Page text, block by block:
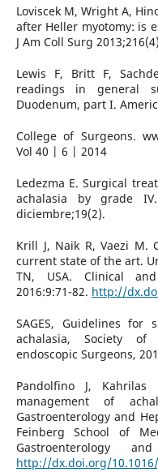
Loviscek M, Wright A,
after Heller myotomy: is
J Am Coll Surg
Lewis F, Britt F,
readings in general
Duodenum, part I.
College of Surgeons.
Vol 40 | 6 | 2014
Ledezma E. Surgical
achalasia by grade
diciembre;19(2).
Krill J, Naik R, Vaezi M.
current state of the art.
TN, USA. Clinical and
2016:9:71-82. http://
SAGES, Guidelines for
achalasia, Society of
endoscopic Surgeons,
Pandolfino J, Kahrilas
management of
Gastroenterology and
Feinberg School of
Gastroenterology
http://dx.doi.org/